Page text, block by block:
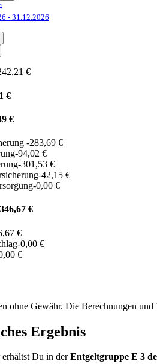
- 31.12.2026
€
€
€
-283,69 €
-94,02 €
-301,53 €
-42,15 €
-0,00 €
€
€
-0,00 €
€
ohne Gewähr. Die Berechnungen
Ergebnis
Du in derEntgeltgruppe E 3